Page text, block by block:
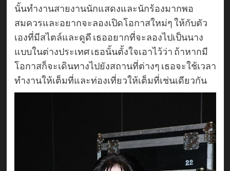
นั้นทำงานสายงานนักแสดงและนักร้องมากพอ
สมควรและอยากจะลองเปิดโอกาสใหม่ๆ ให้กับตัว
เองที่มีสไตล์และดูดี เธออยากที่จะลองไปเป็นนาง
แบบในต่างประเทศ เธอนั้นตั้งใจเอาไว้ว่า ถ้าหากมี
โอกาสก็จะเดินทางไปยังสถานที่ต่างๆ เธอจะใช้เวลา
ทำงานให้เต็มที่และท่องเที่ยวให้เต็มที่เช่นเดียวกัน